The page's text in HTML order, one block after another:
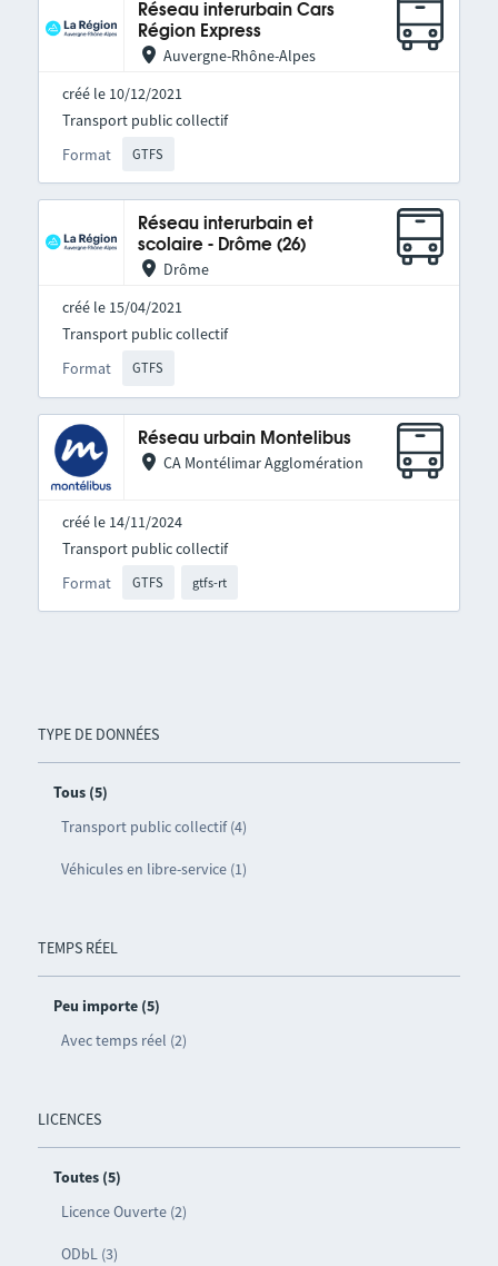
TYPE DE DONNÉES
Tous (5)
Transport public collectif (4)
Véhicules en libre-service (1)
TEMPS RÉEL
Peu importe (5)
Avec temps réel (2)
LICENCES
Toutes (5)
Licence Ouverte (2)
ODbL (3)
Réseau interurbain Cars
Région Express
Auvergne-Rhône-Alpes
créé le 10/12/2021
Format GTFS
Transport public collectif
Réseau interurbain et
scolaire - Drôme (26)
Drôme
créé le 15/04/2021
Format GTFS
Transport public collectif
Réseau urbain Montelibus
CA Montélimar Agglomération
créé le 14/11/2024
Format GTFS gtfs-rt
Transport public collectif